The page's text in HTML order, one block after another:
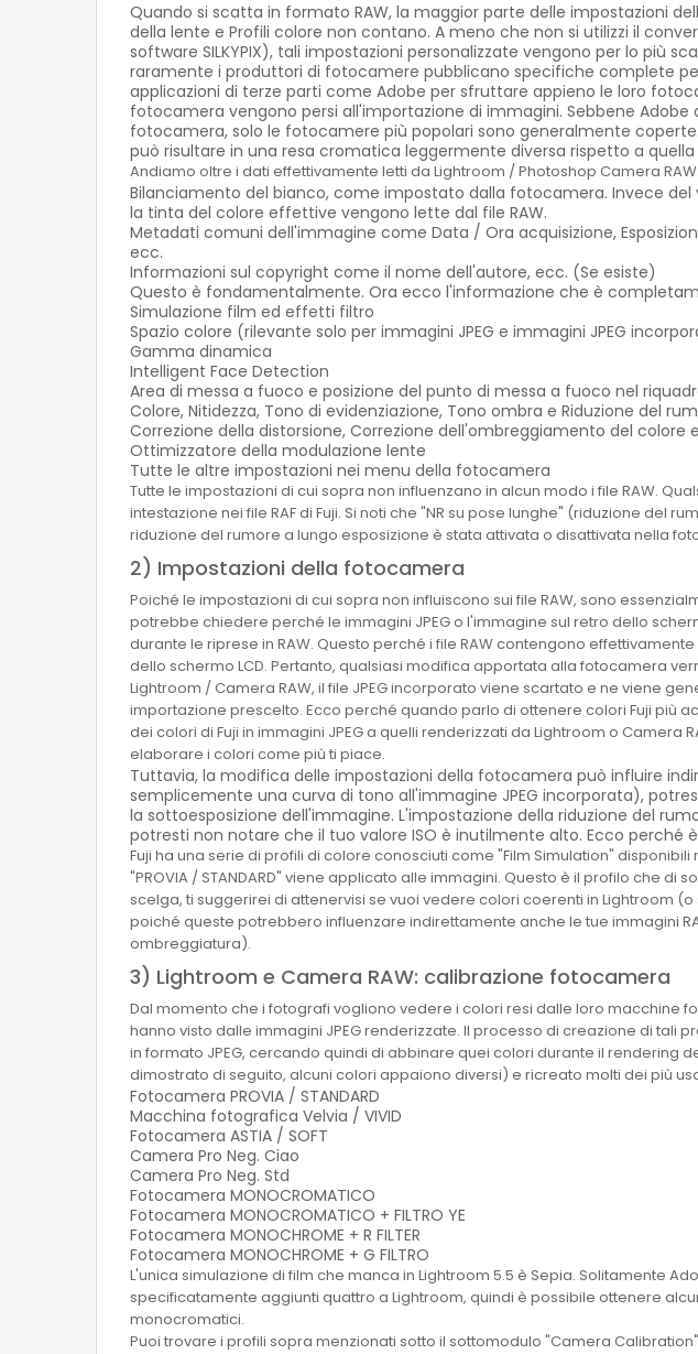
Quando si scatta in formato RAW, la maggior parte delle impostazioni
della lente e Profili colore non contano. A meno che non si utilizzi il
software SILKYPIX), tali impostazioni personalizzate vengono per lo più
raramente i produttori di fotocamere pubblicano specifiche complete
applicazioni di terze parti come Adobe per sfruttare appieno le loro
fotocamera vengono persi all'importazione di immagini. Sebbene
fotocamera, solo le fotocamere più popolari sono generalmente
può risultare in una resa cromatica leggermente diversa rispetto a
Andiamo oltre i dati effettivamente letti da Lightroom / Photoshop Camera RAW:
Bilanciamento del bianco, come impostato dalla fotocamera. Invece
la tinta del colore effettive vengono lette dal file RAW.
Metadati comuni dell'immagine come Data / Ora acquisizione,
ecc.
Informazioni sul copyright come il nome dell'autore, ecc. (Se esiste)
Questo è fondamentalmente. Ora ecco l'informazione che è
Simulazione film ed effetti filtro
Spazio colore (rilevante solo per immagini JPEG e immagini JPEG
Gamma dinamica
Intelligent Face Detection
Area di messa a fuoco e posizione del punto di messa a fuoco nel
Colore, Nitidezza, Tono di evidenziazione, Tono ombra e Riduzione del
Correzione della distorsione, Correzione dell'ombreggiamento del colore
Ottimizzatore della modulazione lente
Tutte le altre impostazioni nei menu della fotocamera
Tutte le impostazioni di cui sopra non influenzano in alcun modo i file RAW.
intestazione nei file RAF di Fuji. Si noti che "NR su pose lunghe" (riduzione del
riduzione del rumore a lungo esposizione è stata attivata o disattivata nella
2) Impostazioni della fotocamera
Poiché le impostazioni di cui sopra non influiscono sui file RAW, sono
potrebbe chiedere perché le immagini JPEG o l'immagine sul retro dello
durante le riprese in RAW. Questo perché i file RAW contengono
dello schermo LCD. Pertanto, qualsiasi modifica apportata alla fotocamera
Lightroom / Camera RAW, il file JPEG incorporato viene scartato e ne viene
importazione prescelto. Ecco perché quando parlo di ottenere colori Fuji più
dei colori di Fuji in immagini JPEG a quelli renderizzati da Lightroom o
elaborare i colori come più ti piace.
Tuttavia, la modifica delle impostazioni della fotocamera può influire
semplicemente una curva di tono all'immagine JPEG incorporata),
la sottoesposizione dell'immagine. L'impostazione della riduzione del
potresti non notare che il tuo valore ISO è inutilmente alto. Ecco
Fuji ha una serie di profili di colore conosciuti come "Film Simulation"
"PROVIA / STANDARD" viene applicato alle immagini. Questo è il profilo che
scelga, ti suggerirei di attenervisi se vuoi vedere colori coerenti in Lightroom
poiché queste potrebbero influenzare indirettamente anche le tue immagini
ombreggiatura).
3) Lightroom e Camera RAW: calibrazione fotocamera
Dal momento che i fotografi vogliono vedere i colori resi dalle loro macchine
hanno visto dalle immagini JPEG renderizzate. Il processo di creazione di
in formato JPEG, cercando quindi di abbinare quei colori durante il rendering
dimostrato di seguito, alcuni colori appaiono diversi) e ricreato molti dei più
Fotocamera PROVIA / STANDARD
Macchina fotografica Velvia / VIVID
Fotocamera ASTIA / SOFT
Camera Pro Neg. Ciao
Camera Pro Neg. Std
Fotocamera MONOCROMATICO
Fotocamera MONOCROMATICO + FILTRO YE
Fotocamera MONOCHROME + R FILTER
Fotocamera MONOCHROME + G FILTRO
L'unica simulazione di film che manca in Lightroom 5.5 è Sepia. Solitamente
specificatamente aggiunti quattro a Lightroom, quindi è possibile ottenere
monocromatici.
Puoi trovare i profili sopra menzionati sotto il sottomodulo "Camera